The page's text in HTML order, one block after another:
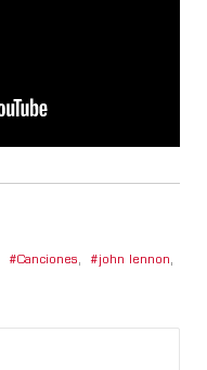
Canciones, john lennon,